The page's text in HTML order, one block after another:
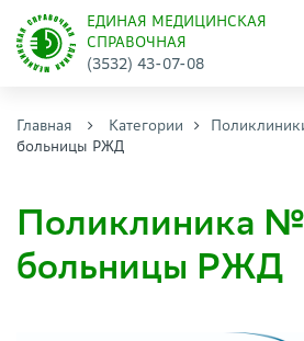
ЕДИНАЯ МЕДИЦИНСКАЯ
СПРАВОЧНАЯ
(3532) 43-07-08
Главная Категории
больницы РЖД
Поликлиника
больницы РЖД